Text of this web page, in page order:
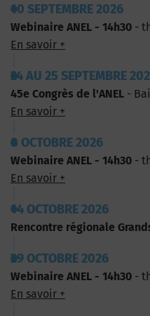
10 SEPTEMBRE 2026
Webinaire ANEL - 14h30 -
En savoir +
24 AU 25 SEPTEMBRE
45e Congrès de l'ANEL -
En savoir +
8 OCTOBRE 2026
Webinaire ANEL - 14h30 -
En savoir +
14 OCTOBRE 2026
Rencontre régionale
29 OCTOBRE 2026
Webinaire ANEL - 14h30 -
En savoir +